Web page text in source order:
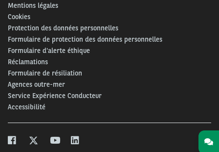
Mentions légales
Cookies
Protection des données personnelles
Formulaire de protection des données personnelles
Formulaire d'alerte éthique
Réclamations
Formulaire de résiliation
Agences outre-mer
Service Expérience Conducteur
Accessibilité